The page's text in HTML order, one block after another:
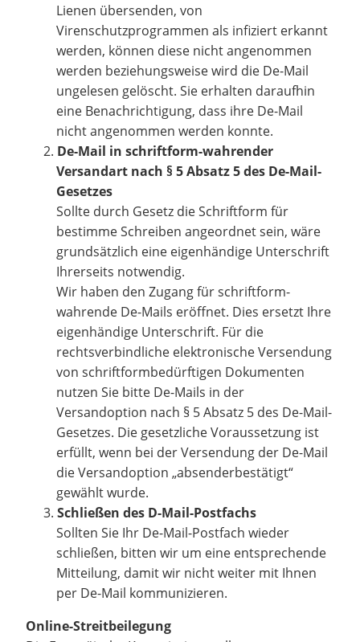
Lienen übersenden, von
Virenschutzprogrammen als infiziert erkannt
werden, können diese nicht angenommen
werden beziehungsweise wird die De-Mail
ungelesen gelöscht. Sie erhalten daraufhin
eine Benachrichtigung, dass ihre De-Mail
nicht angenommen werden konnte.
De-Mail in schriftform-wahrender
Versandart nach § 5 Absatz 5 des De-Mail-
Gesetzes
Sollte durch Gesetz die Schriftform für
bestimme Schreiben angeordnet sein, wäre
grundsätzlich eine eigenhändige Unterschrift
Ihrerseits notwendig.
Wir haben den Zugang für schriftform-
wahrende De-Mails eröffnet. Dies ersetzt Ihre
eigenhändige Unterschrift. Für die
rechtsverbindliche elektronische Versendung
von schriftformbedürftigen Dokumenten
nutzen Sie bitte De-Mails in der
Versandoption nach § 5 Absatz 5 des De-Mail-
Gesetzes. Die gesetzliche Voraussetzung ist
erfüllt, wenn bei der Versendung der De-Mail
die Versandoption „absenderbestätigt“
gewählt wurde.
Schließen des D-Mail-Postfachs
Sollten Sie Ihr De-Mail-Postfach wieder
schließen, bitten wir um eine entsprechende
Mitteilung, damit wir nicht weiter mit Ihnen
per De-Mail kommunizieren.
Online-Streitbeilegung